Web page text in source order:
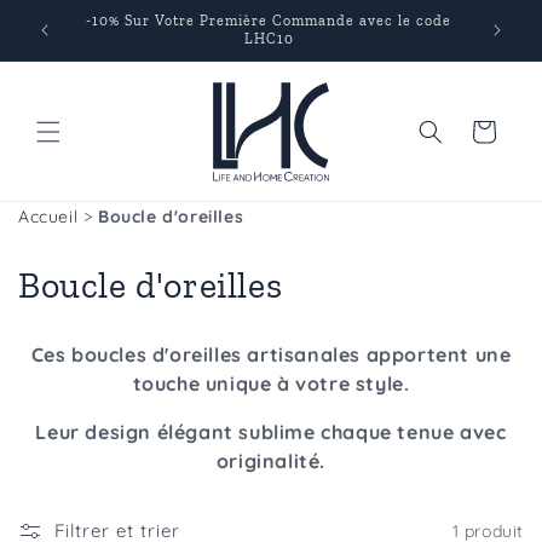
passer-10% Sur Votre Première Commande avec le code
LHC10
Panier
Accueil > Boucle d'oreilles
C
c
Boucle d'oreilles
Ces boucles d'oreilles artisanales apportent une
touche unique à votre style.
Leur design élégant sublime chaque tenue avec
originalité.
Filtrer et trier 1 produit